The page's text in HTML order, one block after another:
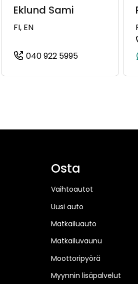
2386)0409225671, +358 40 922
Eklund Sami
FI, EN
040 922 5995
Osta
Vaihtoautot
Uusi auto
Matkailuauto
Matkailuvaunu
Moottoripyörä
Myynnin lisäpalvelut